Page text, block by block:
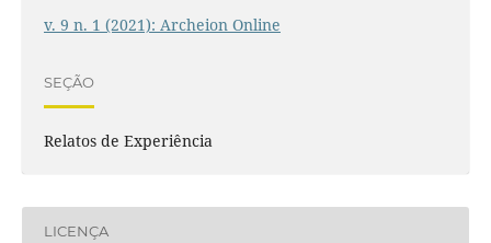
v. 9 n. 1 (2021): Archeion Online
SEÇÃO
Relatos de Experiência
LICENÇA